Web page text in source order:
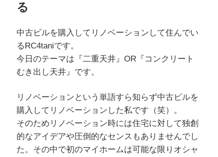
る
中古ビルを購入してリノベーションして住んでい
るRC4taniです。
今日のテーマは『二重天井』OR『コンクリート
むき出し天井』です。
リノベーションという単語すら知らず中古ビルを
購入してリノベーションした私です（笑）。
そのためリノベーション時には住宅に対して独創
的なアイデアや圧倒的なセンスもありませんでし
た。その中で初のマイホームは可能な限りオシャ